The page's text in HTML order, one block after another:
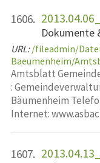
1606.
Dokumente
URL: /fileadmin/
Baeumenheim/
Amtsblatt
:
Bäumenheim
Internet:
1607.